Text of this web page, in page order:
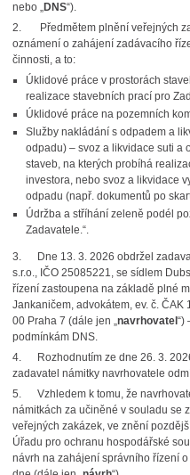
nebo „DNS“).
2. Předmětem plnění veřejných
oznámení o zahájení zadávacího
činnosti, a to:
Úklidové práce v prostorách
realizace stavebních prací pro
Úklidové práce na pozemních
Služby nakládání s odpadem a
odpadu) – svoz a likvidace suti a
staveb, na kterých probíhá
investora, nebo svoz a likvidace
odpadu (např. dokumentů po
Údržba a stříhání zeleně podél
Zadavatele.“.
3. Dne 13. 3. 2026 obdržel
s.r.o., IČO 25085221, se sídlem
řízení zastoupena na základě plné
Jankaničem, advokátem, ev. č.
00 Praha 7 (dále jen „navrhovatel “)
podmínkám DNS.
4. Rozhodnutím ze dne 26. 3.
zadavatel námitky navrhovatele
5. Vzhledem k tomu, že
námitkách za učiněné v souladu se
veřejných zakázek, ve znění
Úřadu pro ochranu hospodářské
návrh na zahájení správního řízení